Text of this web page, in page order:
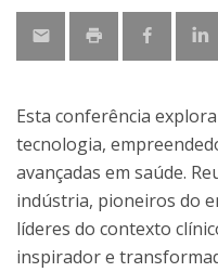
Esta conferência
tecnologia,
avançadas em saúde.
indústria, pioneiros do
líderes do contexto
inspirador e